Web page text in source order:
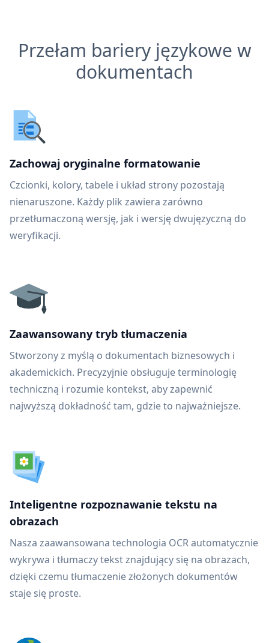
Przełam bariery językowe w
dokumentach
Zachowaj oryginalne formatowanie
Czcionki, kolory, tabele i układ strony pozostają
nienaruszone. Każdy plik zawiera zarówno
przetłumaczoną wersję, jak i wersję dwujęzyczną do
weryfikacji.
Zaawansowany tryb tłumaczenia
Stworzony z myślą o dokumentach biznesowych i
akademickich. Precyzyjnie obsługuje terminologię
techniczną i rozumie kontekst, aby zapewnić
najwyższą dokładność tam, gdzie to najważniejsze.
Inteligentne rozpoznawanie tekstu na
obrazach
Nasza zaawansowana technologia OCR automatycznie
wykrywa i tłumaczy tekst znajdujący się na obrazach,
dzięki czemu tłumaczenie złożonych dokumentów
staje się proste.